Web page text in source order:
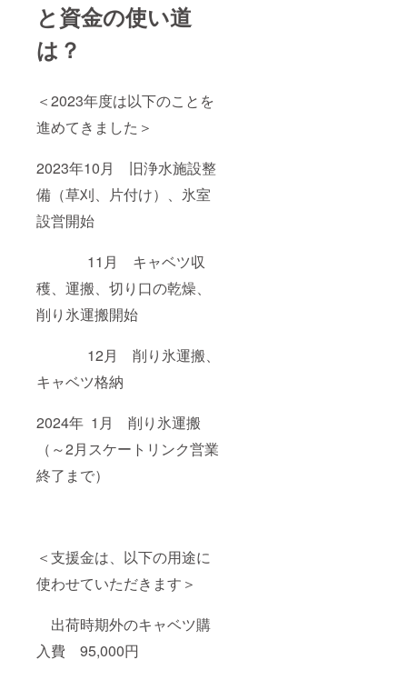
と資金の使い道
は？
＜2023年度は以下のことを
進めてきました＞
2023年10月 旧浄水施設整
備（草刈、片付け）、氷室
設営開始
11月 キャベツ収
穫、運搬、切り口の乾燥、
削り氷運搬開始
12月 削り氷運搬、
キャベツ格納
2024年 1月 削り氷運搬
（～2月スケートリンク営業
終了まで）
＜支援金は、以下の用途に
使わせていただきます＞
出荷時期外のキャベツ購
入費 95,000円